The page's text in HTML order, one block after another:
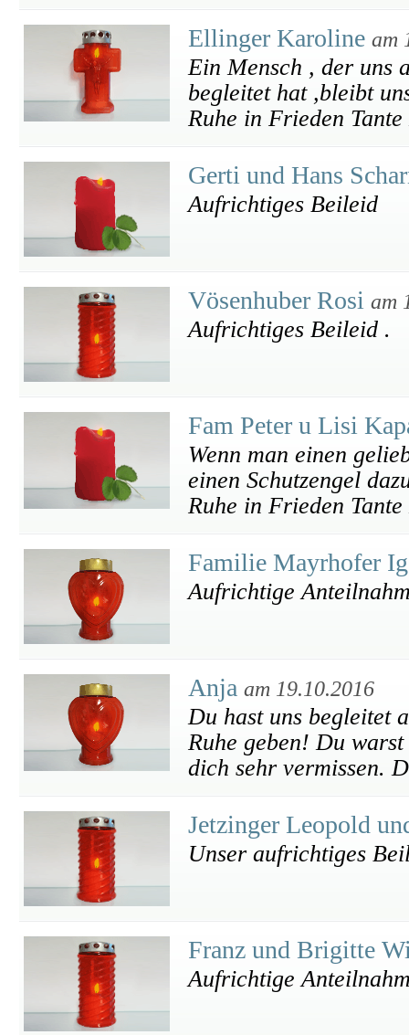
Ellinger Karoline am
Ein Mensch , der uns
begleitet hat ,bleibt
Ruhe in Frieden
Gerti und Hans
Aufrichtiges Beileid
Vösenhuber Rosi am
Aufrichtiges Beileid .
Fam Peter u Lisi
Wenn man einen
einen Schutzengel
Ruhe in Frieden
Familie Mayrhofer
Aufrichtige
Anja am 19.10.2016
Du hast uns begleitet
Ruhe geben! Du
dich sehr vermissen.
Jetzinger Leopold
Unser aufrichtiges
Franz und Brigitte
Aufrichtige